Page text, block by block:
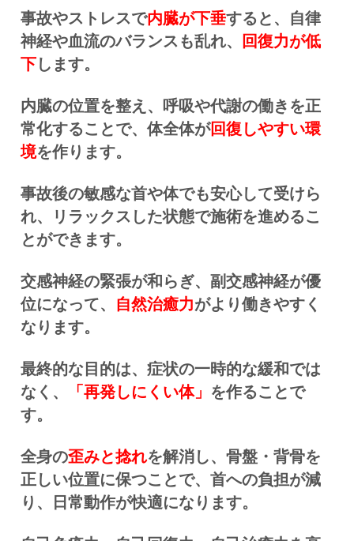
事故やストレスで内臓が下垂すると、自律
神経や血流のバランスも乱れ、
回復力が低
下します。
内臓の位置を整え、呼吸や代謝の働きを正
常化することで、体全体が回復しやすい環
境を作ります。
事故後の敏感な首や体でも安心して受けら
れ、リラックスした状態で施術を進めるこ
とができます。
交感神経の緊張が和らぎ、副交感神経が優
位になって、 自然治癒力がより働きやすく
なります。
最終的な目的は、症状の一時的な緩和では
なく、
「再発しにくい体」 を作ることで
す。
全身の歪みと捻れを解消し、骨盤・背骨を
正しい位置に保つことで、首への負担が減
り、日常動作が快適になります。